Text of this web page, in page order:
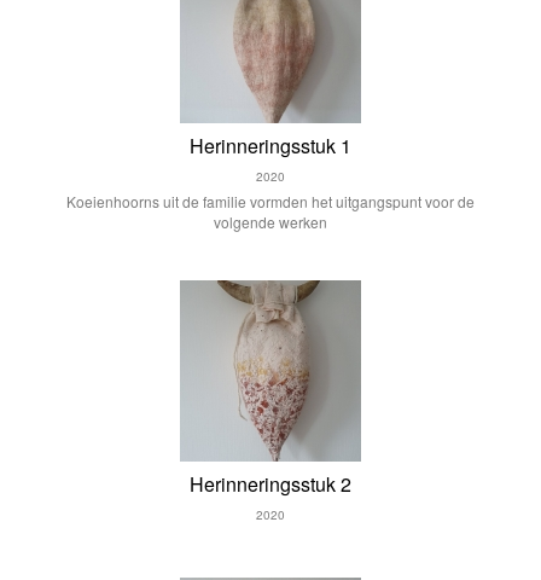
Herinneringsstuk 1
2020
Koeienhoorns uit de familie vormden het uitgangspunt voor de
volgende werken
Herinneringsstuk 2
2020